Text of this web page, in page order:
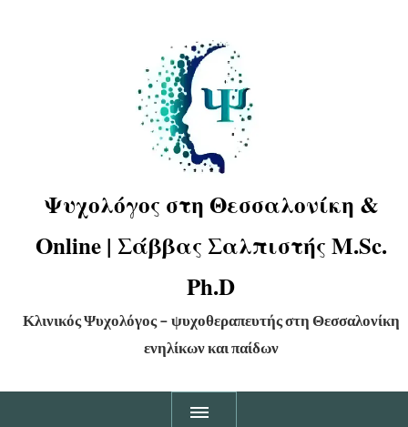
Ψυχολόγος στη Θεσσαλονίκη &
Online | Σάββας Σαλπιστής M.Sc.
Ph.D
Κλινικός Ψυχολόγος – ψυχοθεραπευτής στη Θεσσαλονίκη
ενηλίκων και παίδων